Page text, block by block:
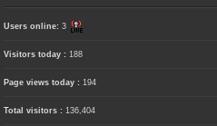
Users online:3
Visitors today : 188
Page views today : 194
Total visitors : 136,404